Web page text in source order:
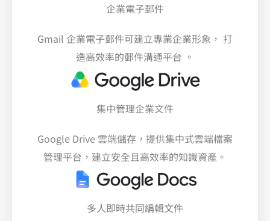
企業電子郵件
Gmail 企業電子郵件可建立專業企業形象， 打
造高效率的郵件溝通平台 。
集中管理企業文件
Google Drive 雲端儲存，提供集中式雲端檔案
管理平台，建立安全且高效率的知識資產。
多人即時共同編輯文件